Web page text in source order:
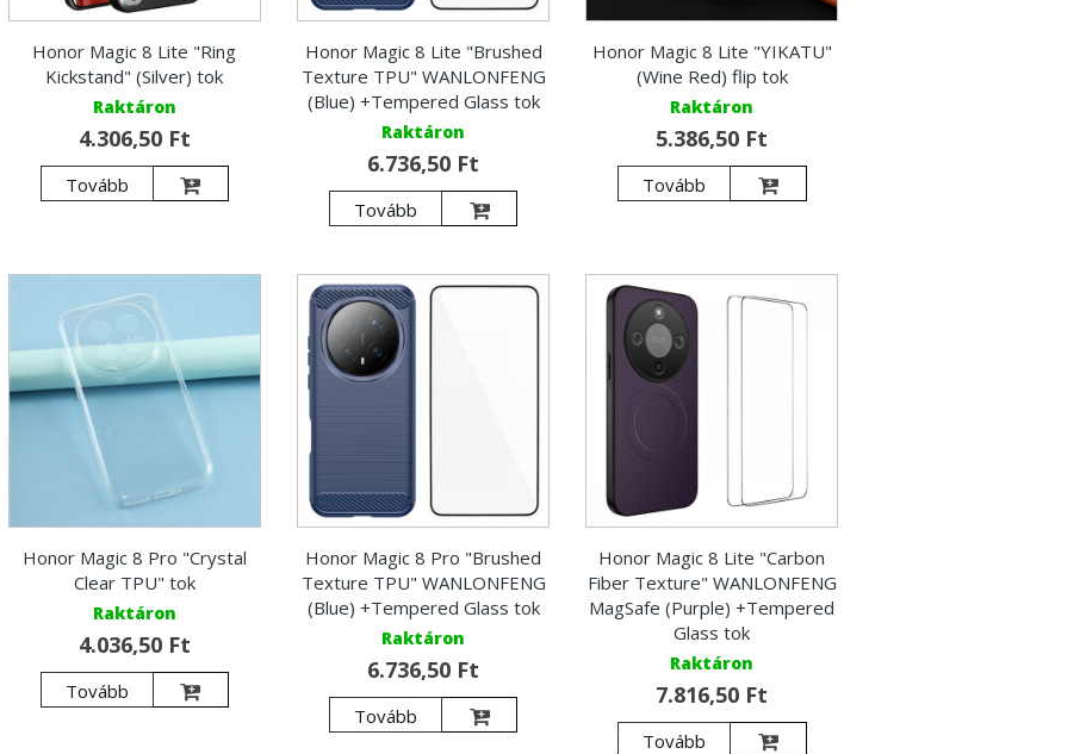
Honor Magic 8 Lite "Ring
Kickstand" (Silver) tok
Raktáron
4.306,50 Ft
Tovább
Honor Magic 8 Lite "Brushed
Texture TPU" WANLONFENG
(Blue) +Tempered Glass tok
Raktáron
6.736,50 Ft
Tovább
Honor Magic 8 Lite "YIKATU"
(Wine Red) flip tok
Raktáron
5.386,50 Ft
Tovább
Honor Magic 8 Pro "Crystal
Clear TPU" tok
Raktáron
4.036,50 Ft
Tovább
Honor Magic 8 Pro "Brushed
Texture TPU" WANLONFENG
(Blue) +Tempered Glass tok
Raktáron
6.736,50 Ft
Tovább
Honor Magic 8 Lite "Carbon
Fiber Texture" WANLONFENG
MagSafe (Purple) +Tempered
Glass tok
Raktáron
7.816,50 Ft
Tovább